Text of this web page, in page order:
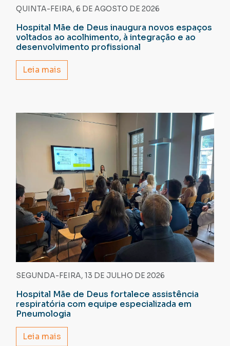
QUINTA-FEIRA, 6 DE AGOSTO DE 2026
Hospital Mãe de Deus inaugura novos espaços
voltados ao acolhimento, à integração e ao
desenvolvimento profissional
Leia mais
SEGUNDA-FEIRA, 13 DE JULHO DE 2026
Hospital Mãe de Deus fortalece assistência
respiratória com equipe especializada em
Pneumologia
Leia mais